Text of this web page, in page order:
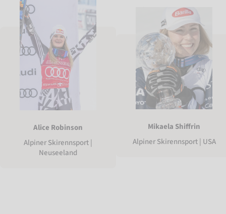
Alice Robinson
Alpiner Skirennsport |
Neuseeland
Mikaela Shiffrin
Alpiner Skirennsport | USA